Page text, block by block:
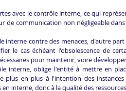
avec le contrôle interne, ce qui
de communication non négligeable
interne contre des menaces, d'autre
le cas échéant l'obsolescence de
pour maintenir, voire
interne, oblige l'entité à mettre en
plus en plus à l'intention des instances
interne, donc à la qualité des